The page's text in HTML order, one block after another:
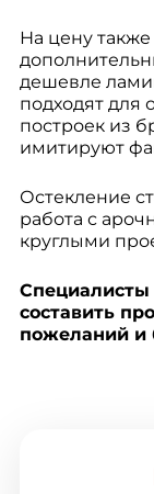
На цену также
дешевле
подходят
построек из
имитируют
Остекление
работа с
круглыми
составить
пожеланий и